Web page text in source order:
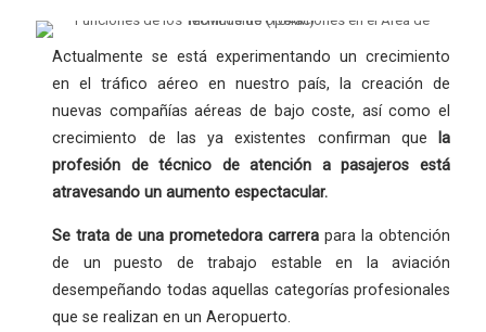
Actualmente se está experimentando un crecimiento
en el tráfico aéreo en nuestro país, la creación de
nuevas compañías aéreas de bajo coste, así como el
crecimiento de las ya existentes confirman que
la
profesión
de técnico de atención a pasajeros está
atravesando un aumento espectacular.
Se trata de unaprometedora carrera para la obtención
de un puesto de trabajo estable en la aviación
desempeñando todas aquellas categorías profesionales
que se realizan en un Aeropuerto.